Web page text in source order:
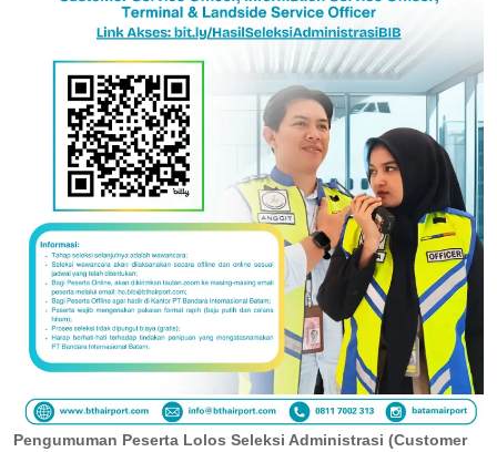
Pengumuman Peserta Lolos Seleksi Administrasi (Customer